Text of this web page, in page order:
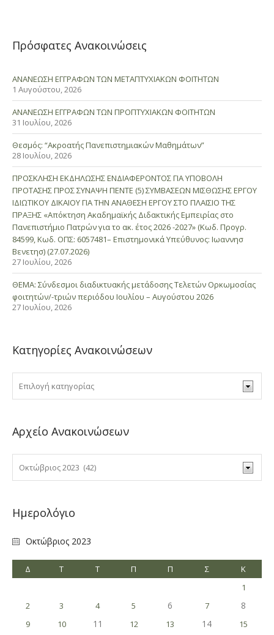
Πρόσφατες Ανακοινώσεις
ΑΝΑΝΕΩΣΗ ΕΓΓΡΑΦΩΝ ΤΩΝ ΜΕΤΑΠΤΥΧΙΑΚΩΝ ΦΟΙΤΗΤΩΝ
1 Αυγούστου, 2026
ΑΝΑΝΕΩΣΗ ΕΓΓΡΑΦΩΝ ΤΩΝ ΠΡΟΠΤΥΧΙΑΚΩΝ ΦΟΙΤΗΤΩΝ
31 Ιουλίου, 2026
Θεσμός: “Ακροατής Πανεπιστημιακών Μαθημάτων”
28 Ιουλίου, 2026
ΠΡΟΣΚΛΗΣΗ ΕΚΔΗΛΩΣΗΣ ΕΝΔΙΑΦΕΡΟΝΤΟΣ ΓΙΑ ΥΠΟΒΟΛΗ
ΠΡΟΤΑΣΗΣ ΠΡΟΣ ΣΥΝΑΨΗ ΠΕΝΤΕ (5) ΣΥΜΒΑΣΕΩΝ ΜΙΣΘΩΣΗΣ ΕΡΓΟΥ
ΙΔΙΩΤΙΚΟΥ ΔΙΚΑΙΟΥ ΓΙΑ ΤΗΝ ΑΝΑΘΕΣΗ ΕΡΓΟΥ ΣΤΟ ΠΛΑΙΣΙΟ ΤΗΣ
ΠΡΑΞΗΣ «Απόκτηση Ακαδημαϊκής Διδακτικής Εμπειρίας στο
Πανεπιστήμιο Πατρών για το ακ. έτος 2026 -2027» (Κωδ. Προγρ.
84599, Κωδ. ΟΠΣ: 6057481– Επιστημονικά Υπεύθυνος: Ιωαννησ
Βενετησ) (27.07.2026)
27 Ιουλίου, 2026
ΘΕΜΑ: Σύνδεσμοι διαδικτυακής μετάδοσης Τελετών Ορκωμοσίας
φοιτητών/-τριών περιόδου Ιουλίου – Αυγούστου 2026
27 Ιουλίου, 2026
Κατηγορίες Ανακοινώσεων
Αρχείο Ανακοινώσεων
Ημερολόγιο
Οκτώβριος 2023
Δ Τ Τ Π Π Σ
Κ
1
2
3 4 5 6 7 8
9 10 11 12 13 14 15